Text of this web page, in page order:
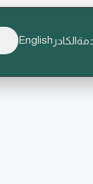
الكادر English